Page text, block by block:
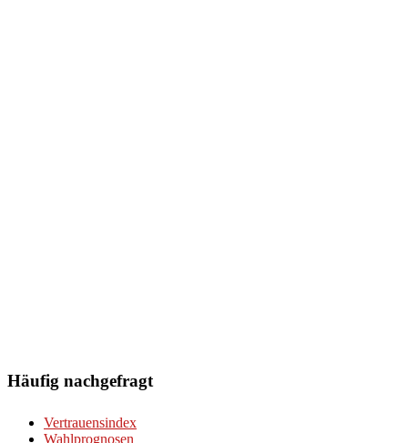
Häufig nachgefragt
Vertrauensindex
Wahlprognosen